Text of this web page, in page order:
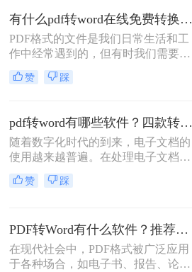
来
道免费的pdf转word有哪些软件。在本
文中，我们将为大家推荐三款免费实
用的PDF转Word软件，帮助您轻松完
成转换任务。
有什么pdf转word在线免费转换器吗？3个免费在线工具推荐！
PDF格式的文件是我们日常生活和工
作中经常遇到的，但有时我们需要对
其进行编辑或复制文字等操作，就会
希望将PDF文件转换为Word格式。那
费在线的PDF转Word工具，让您轻松
解决此类问题。
赞 踩
pdf转word有哪些软件？四款转换工具推荐！
随着数字化时代的到来，电子文档的
使用越来越普遍。在处理电子文档的
过程中，我们可能会遇到需要将PDF
文件转换为Word文档的情况。这时
哪些软件呢？下面，我将为您推荐几
款功能强大、操作简便的PDF转Word
软件，希望对您有所帮助。
赞 踩
PDF转Word有什么软件？推荐几款速实现PDF转Word的利器
在现代社会中，PDF格式被广泛应用
于各种场合，如电子书、报告、论文